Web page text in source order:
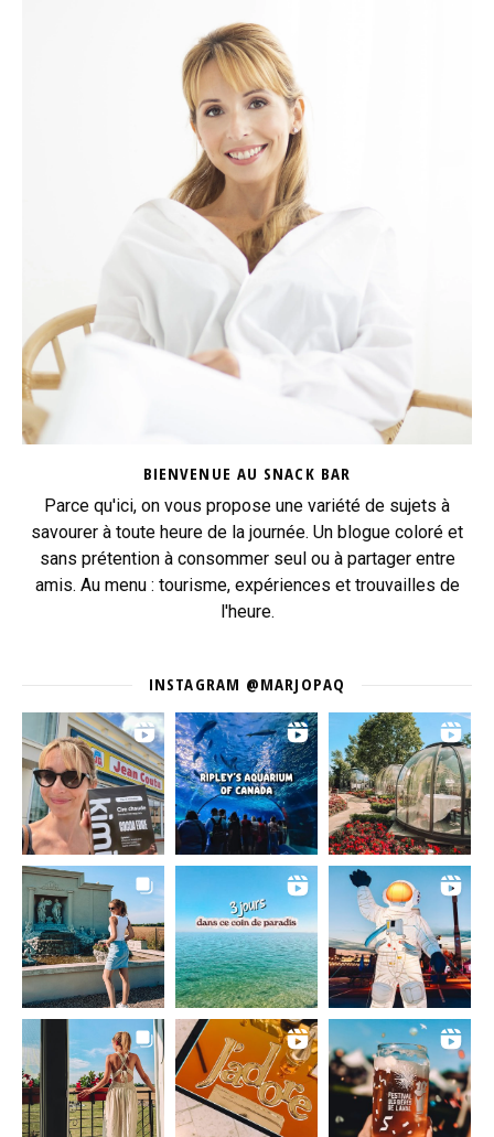
BIENVENUE AU SNACK BAR
Parce qu'ici, on vous propose une variété de sujets à
savourer à toute heure de la journée. Un blogue coloré et
sans prétention à consommer seul ou à partager entre
amis. Au menu : tourisme, expériences et trouvailles de
l'heure.
INSTAGRAM @MARJOPAQ